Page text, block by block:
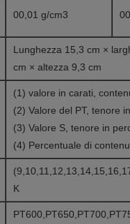
00,01 g/cm3
Lunghezza 15,3 cm ×
cm × altezza 9,3 cm
(1) valore in carati,
(2) Valore del PT, tenore
(3) Valore S, tenore in
(4) Percentuale di
K